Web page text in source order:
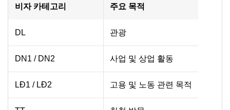
비자 카테고리 주요 목적
DL 관광
DN1 / DN2 사업 및 상업 활동
LĐ1 / LĐ2 고용 및 노동 관련 목적